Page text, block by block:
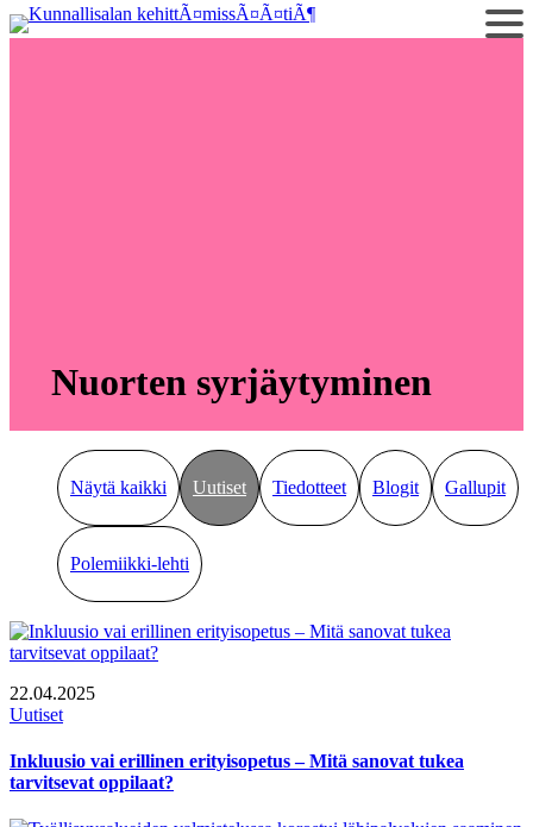
Siirry
sisältöön
Nuorten syrjäytyminen
Näytä kaikki Uutiset Tiedotteet Blogit Gallupit
Polemiikki-lehti
22.04.2025
Uutiset
Inkluusio vai erillinen erityisopetus – Mitä sanovat tukea
tarvitsevat oppilaat?